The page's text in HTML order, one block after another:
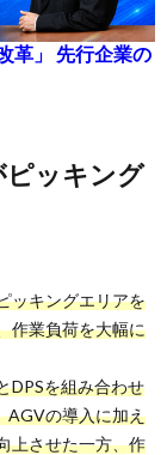
革」 先行企業の
ッキングエリアを
作業負荷を大幅に
DPSを組み合わせ
AGVの導入に加え
上させた一方、作